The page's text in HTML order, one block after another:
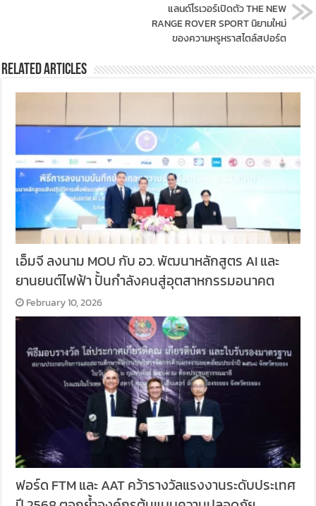
แลนด์โรเวอร์เปิดตัว THE NEW
RANGE ROVER SPORT นิยามใหม่
ของความหรูหราสไตล์สปอร์ต
Related Articles
เอ็มจี ลงนาม MOU กับ อว. พัฒนาหลักสูตร AI และ
ยานยนต์ไฟฟ้า ปั้นกำลังคนสู่อุตสาหกรรมอนาคต
February 10, 2026
ฟอร์ด FTM และ AAT คว้ารางวัลแรงงานระดับประเทศ